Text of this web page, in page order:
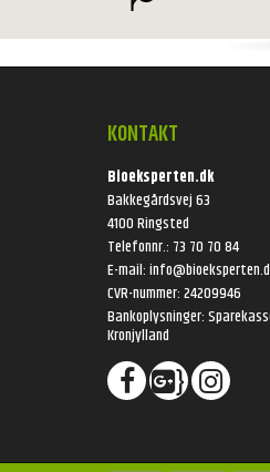
KONTAKT
Bioeksperten.dk
Bakkegårdsvej 63
4100 Ringsted
Telefonnr.: 73 70 70 84
E-mail:
CVR-nummer:24209946
Bankoplysninger:
Kronjylland
}